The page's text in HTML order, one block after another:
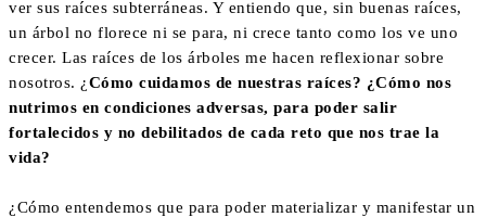
ver sus raíces subterráneas. Y entiendo que, sin buenas raíces,
un árbol no florece ni se para, ni crece tanto como los ve uno
crecer. Las raíces de los árboles me hacen reflexionar sobre
nosotros. ¿Cómo cuidamos de nuestras raíces? ¿Cómo nos
nutrimos en condiciones adversas, para poder salir
fortalecidos y no debilitados de cada reto que nos trae la
vida?
¿Cómo entendemos que para poder materializar y manifestar un